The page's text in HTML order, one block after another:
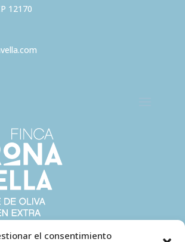
el consentimiento
12170